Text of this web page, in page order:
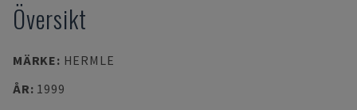
Översikt
MÄRKE: HERMLE
ÅR: 1999